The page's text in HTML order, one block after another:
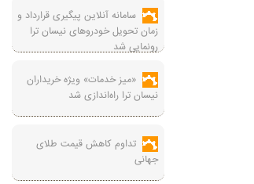
سامانه آنلاین پیگیری قرارداد‌ و
زمان تحویل خودرو‌های نیسان ترا
رونمایی شد
«میز خدمات» ویژه خریداران
نیسان ترا راه‌اندازی شد
تداوم کاهش قیمت طلای
جهانی